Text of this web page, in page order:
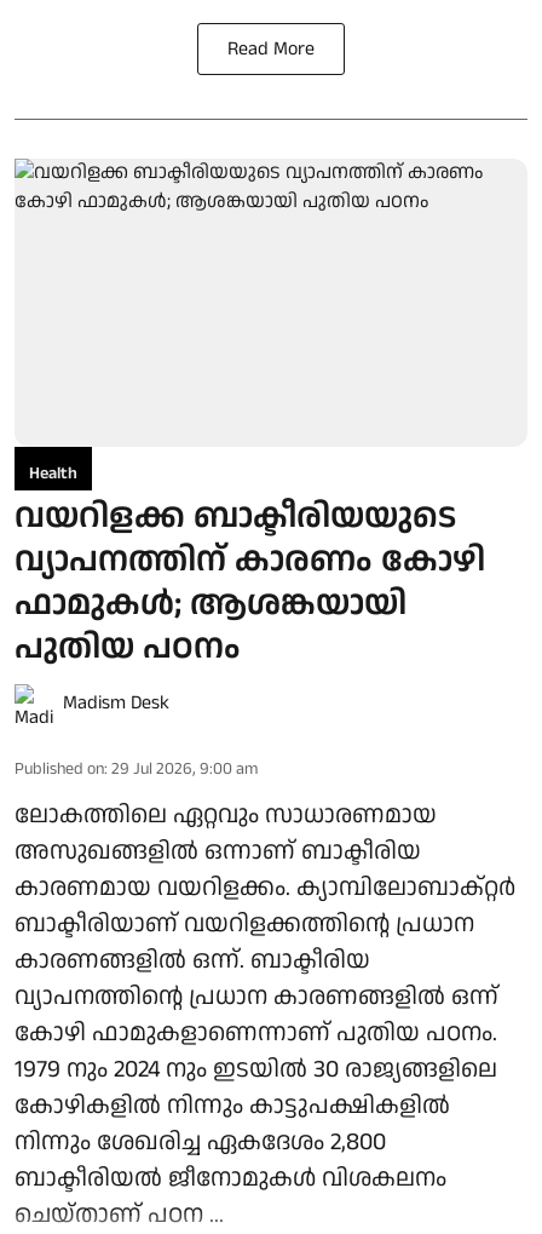
Read More
Health
വയറിളക്ക ബാക്ടീരിയയുടെ
വ്യാപനത്തിന് കാരണം കോഴി
ഫാമുകള്‍; ആശങ്കയായി
പുതിയ പഠനം
Madism Desk
Published on: 29 Jul 2026, 9:00 am
ലോകത്തിലെ ഏറ്റവും സാധാരണമായ
അസുഖങ്ങളില്‍ ഒന്നാണ് ബാക്ടീരിയ
കാരണമായ വയറിളക്കം. ക്യാമ്പിലോബാക്റ്റര്‍
ബാക്ടീരിയാണ് വയറിളക്കത്തിന്റെ പ്രധാന
കാരണങ്ങളില്‍ ഒന്ന്. ബാക്ടീരിയ
വ്യാപനത്തിന്റെ പ്രധാന കാരണങ്ങളില്‍ ഒന്ന്
കോഴി ഫാമുകളാണെന്നാണ് പുതിയ പഠനം.
1979 നും 2024 നും ഇടയില്‍ 30 രാജ്യങ്ങളിലെ
കോഴികളില്‍ നിന്നും കാട്ടുപക്ഷികളില്‍
നിന്നും ശേഖരിച്ച ഏകദേശം 2,800
ബാക്ടീരിയല്‍ ജീനോമുകള്‍ വിശകലനം
ചെയ്താണ് പഠന ...